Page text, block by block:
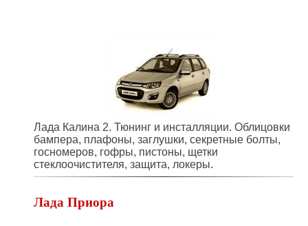
Лада Калина 2. Тюнинг и инсталляции. Облицовки
бампера, плафоны, заглушки, секретные болты,
госномеров, гофры, пистоны, щетки
стеклоочистителя, защита, локеры.
Лада Приора